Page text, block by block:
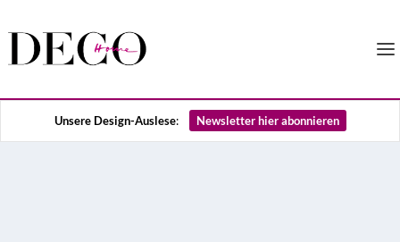
Unsere Design-Auslese: Newsletter hier abonnieren